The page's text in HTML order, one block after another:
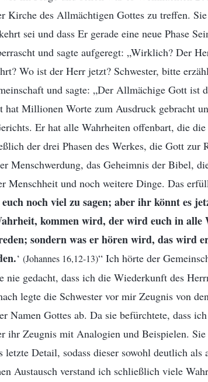
Kirche des Allmächtigen Gottes zu treffen.
sei und dass Er gerade eine neue Phase
und sagte aufgeregt: „Wirklich? Der
Wo ist der Herr jetzt? Schwester, bitte
und sagte: „Der Allmächige Gott ist
Millionen Worte zum Ausdruck gebracht
Er hat alle Wahrheiten offenbart, die
der drei Phasen des Werkes, die Gott
Menschwerdung, das Geheimnis der Bibel,
Menschheit und noch weitere Dinge. Das
noch viel zu sagen; aber ihr könnt es
kommen wird, der wird euch in
sondern was er hören wird, das wird
‘ (Johannes 16,12-13)“ Ich hörte der
nie gedacht, dass ich die Wiederkunft des
legte die Schwester vor mir Zeugnis von
Namen Gottes ab. Da sie befürchtete, dass
ihr Zeugnis mit Analogien und Beispielen.
letzte Detail, sodass dieser sowohl deutlich
Austausch verstand ich schließlich viele